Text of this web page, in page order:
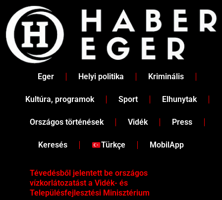
content
Eger Helyi politika Kriminális
Kultúra, programok Sport Elhunytak
Országos történések Vidék Press
Keresés Türkçe MobilApp
Tévedésből jelentett be országos
vízkorlátozatást a Vidék- és
Településfejlesztési Minisztérium